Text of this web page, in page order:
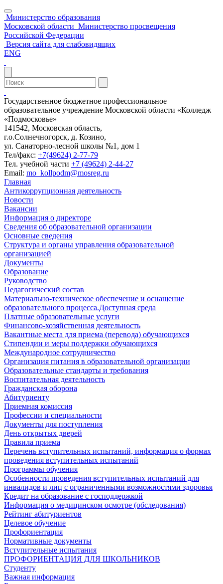
Министерство образования
Московской области Министерство просвещения
Российской Федерации
Версия сайта для слабовидящих
ENG
Государственное бюджетное профессиональное
образовательное учреждение Московской области «Колледж
«Подмосковье»
141542, Московская область,
г.о.Солнечногорск, д. Козино,
ул. Санаторно-лесной школы №1, дом 1
Тел/факс: +7(49624) 2-77-79
Тел. учебной части +7 (49624) 2-44-27
Email: mo_kollpodm@mosreg.ru
Главная
Антикоррупционная деятельность
Новости
Вакансии
Информация о директоре
Сведения об образовательной организации
Основные сведения
Структура и органы управления образовательной
организацией
Документы
Образование
Руководство
Педагогический состав
Материально-техническое обеспечение и оснащение
образовательного процесса.Доступная среда
Платные образовательные услуги
Финансово-хозяйственная деятельность
Вакантные места для приема (перевода) обучающихся
Стипендии и меры поддержки обучающихся
Международное сотрудничество
Организация питания в образовательной организации
Образовательные стандарты и требования
Воспитательная деятельность
Гражданская оборона
Абитуриенту
Приемная комиссия
Профессии и специальности
Документы для поступления
День открытых дверей
Правила приема
Перечень вступительных испытаний, информация о формах
проведения вступительных испытаний
Программы обучения
Особенности проведения вступительных испытаний для
инвалидов и лиц с ограниченными возможностями здоровья
Кредит на образование с господдержкой
Информация о медицинском осмотре (обследования)
Рейтинг абитуриентов
Целевое обучение
Профориентация
Нормативные документы
Вступительные испытания
ПРОФОРИЕНТАЦИЯ ДЛЯ ШКОЛЬНИКОВ
Студенту
Важная информация